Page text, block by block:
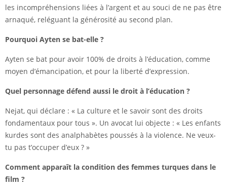
les incompréhensions liées à l’argent et au souci de ne pas être
arnaqué, reléguant la générosité au second plan.
Pourquoi Ayten se bat-elle ?
Ayten se bat pour avoir 100% de droits à l’éducation, comme
moyen d’émancipation, et pour la liberté d’expression.
Quel personnage défend aussi le droit à l’éducation ?
Nejat, qui déclare : « La culture et le savoir sont des droits
fondamentaux pour tous ». Un avocat lui objecte : « Les enfants
kurdes sont des analphabètes poussés à la violence. Ne veux-
tu pas t’occuper d’eux ? »
Comment apparaît la condition des femmes turques dans le
film ?